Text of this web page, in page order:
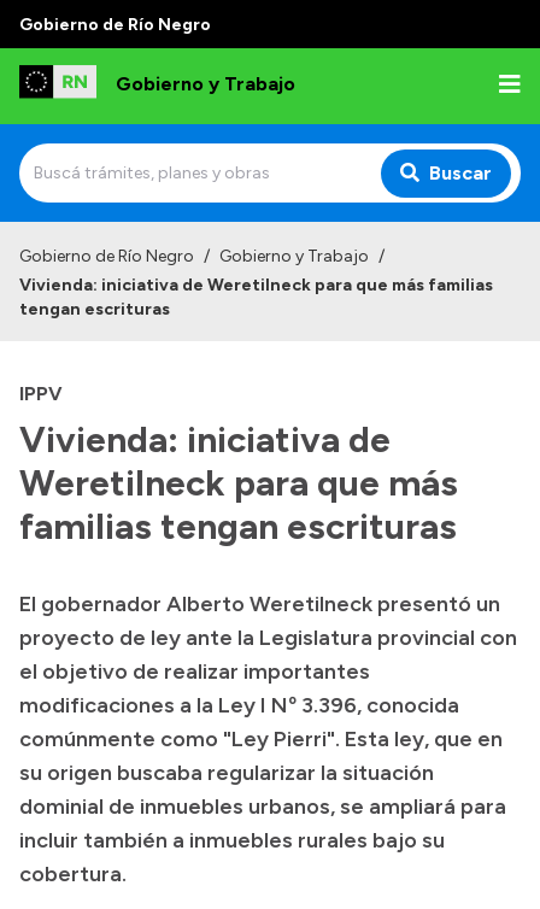
Gobierno de Río Negro
Gobierno y Trabajo
Buscar
Institucional
Autoridades, Áreas y Organismos
Delegaciones
Normativa
Presupuesto
Boletín Oficial
Compras y licitaciones
Consulta de expedientes
Consulta de pago a proveedores
Convocatorias
Gobierno de Río Negro / Gobierno y Trabajo /
Vivienda: iniciativa de Weretilneck para que más familias
tengan escrituras
IPPV
Vivienda: iniciativa de
Weretilneck para que más
familias tengan escrituras
El gobernador Alberto Weretilneck presentó un
proyecto de ley ante la Legislatura provincial con
el objetivo de realizar importantes
modificaciones a la Ley I Nº 3.396, conocida
comúnmente como "Ley Pierri". Esta ley, que en
su origen buscaba regularizar la situación
dominial de inmuebles urbanos, se ampliará para
incluir también a inmuebles rurales bajo su
cobertura.